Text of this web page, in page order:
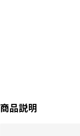
商品説明